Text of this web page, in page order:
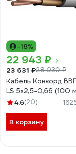
-18%
22 943 ₽
23 631 ₽28 030 ₽
Кабель Конкорд
LS 5х2,5-0,66 (100
4.6(20)
В корзину